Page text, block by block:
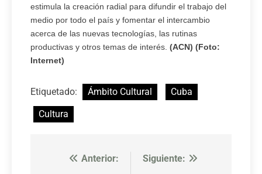
estimula la creación radial para difundir el trabajo del
medio por todo el país y fomentar el intercambio
acerca de las nuevas tecnologías, las rutinas
productivas y otros temas de interés. (ACN) (Foto:
Internet)
Etiquetado: Ámbito Cultural
Cuba
Cultura
Navegación
Anterior:
Siguiente: